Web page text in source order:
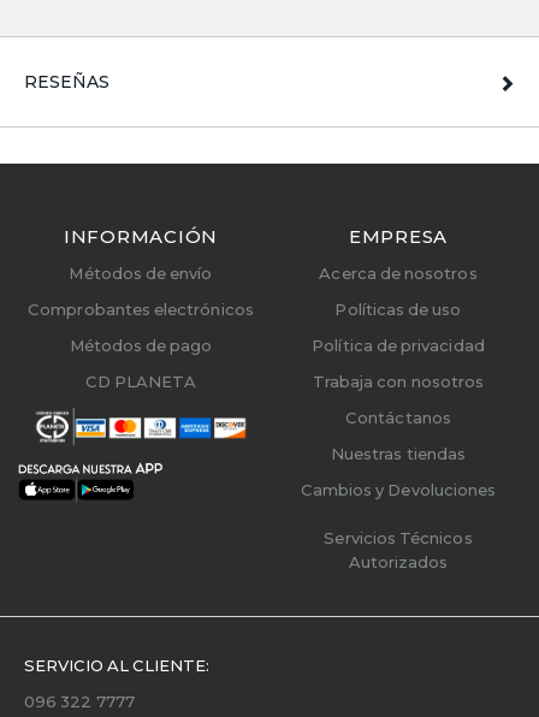
RESEÑAS
INFORMACIÓN
Métodos de envío
Comprobantes electrónicos
Métodos de pago
CD PLANETA
EMPRESA
Acerca de nosotros
Políticas de uso
Política de privacidad
Trabaja con nosotros
Contáctanos
Nuestras tiendas
Cambios y Devoluciones
Servicios Técnicos
Autorizados
SERVICIO AL CLIENTE:
096 322 7777